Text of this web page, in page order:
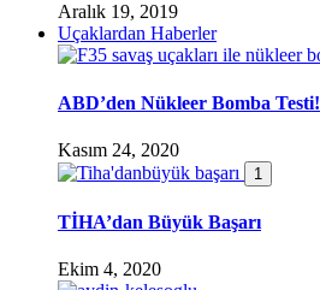
Aralık 19, 2019
Uçaklardan Haberler
ABD’den Nükleer Bomba Testi!
Kasım 24, 2020
1
TİHA’dan Büyük Başarı
Ekim 4, 2020